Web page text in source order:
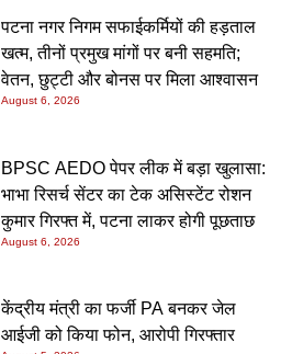
पटना नगर निगम सफाईकर्मियों की हड़ताल
खत्म, तीनों प्रमुख मांगों पर बनी सहमति;
वेतन, छुट्टी और बोनस पर मिला आश्वासन
August 6, 2026
BPSC AEDO पेपर लीक में बड़ा खुलासा:
भाभा रिसर्च सेंटर का टेक असिस्टेंट रोशन
कुमार गिरफ्त में, पटना लाकर होगी पूछताछ
August 6, 2026
केंद्रीय मंत्री का फर्जी PA बनकर जेल
आईजी को किया फोन, आरोपी गिरफ्तार